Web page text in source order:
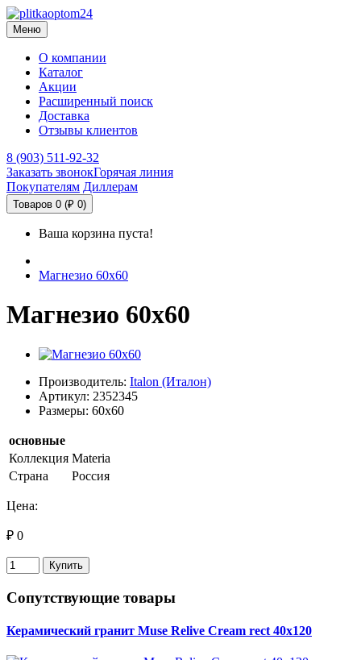
Меню
О компании
Каталог
Акции
Расширенный поиск
Доставка
Отзывы клиентов
8 (903) 511-92-32
Заказать звонокГорячая линия
Покупателям Диллерам
Товаров 0 (₽ 0)
Ваша корзина пуста!
Магнезио 60х60
Магнезио 60х60
Производитель: Italon (Италон)
Артикул: 2352345
Размеры: 60x60
основные
Коллекция Materia
Страна
Россия
Цена:
₽ 0
Купить
Сопутствующие товары
Керамический гранит Muse Relive Cream rect 40х120